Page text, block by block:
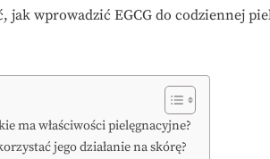
jak wprowadzić EGCG do codziennej
ma właściwości pielęgnacyjne?
jego działanie na skórę?